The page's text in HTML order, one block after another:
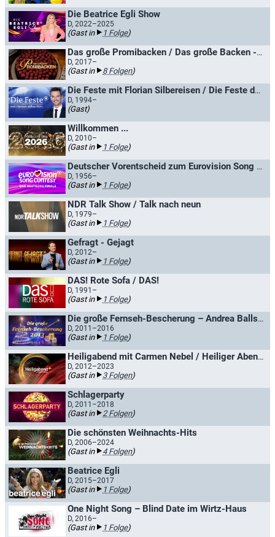
Die Beatrice Egli Show
D, 2022–2025
(Gast in 1 Folge)
Das große Promibacken / Das große Backen - Promispezial
D, 2017–
(Gast in 8 Folgen)
Die Feste mit Florian Silbereisen / Die Feste der Volksmusik
D, 1994–
(Gast)
Willkommen ...
D, 2010–
(Gast in 1 Folge)
Deutscher Vorentscheid zum Eurovision Song Contest / Deutscher Vorentscheid zum Grand Prix Eurovision de la Chanson
D, 1956–
(Gast in 1 Folge)
NDR Talk Show / Talk nach neun
D, 1979–
(Gast in 1 Folge)
Gefragt - Gejagt
D, 2012–
(Gast in 1 Folge)
DAS! Rote Sofa / DAS!
D, 1991–
(Gast in 1 Folge)
Die große Fernseh-Bescherung – Andrea Ballschuh präsentiert die schönsten Weihnachtsmomente
D, 2011–2016
(Gast in 1 Folge)
Heiligabend mit Carmen Nebel / Heiliger Abend mit Carmen Nebel
D, 2012–2023
(Gast in 3 Folgen)
Schlagerparty
D, 2011–2018
(Gast in 2 Folgen)
Die schönsten Weihnachts-Hits
D, 2006–2024
(Gast in 4 Folgen)
Beatrice Egli
D, 2015–2017
(Gast in 1 Folge)
One Night Song – Blind Date im Wirtz-Haus
D, 2016–
(Gast in 1 Folge)